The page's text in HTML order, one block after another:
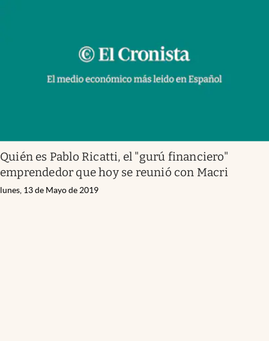
Quién es Pablo Ricatti, el "gurú financiero"
emprendedor que hoy se reunió con Macri
lunes, 13 de Mayo de 2019